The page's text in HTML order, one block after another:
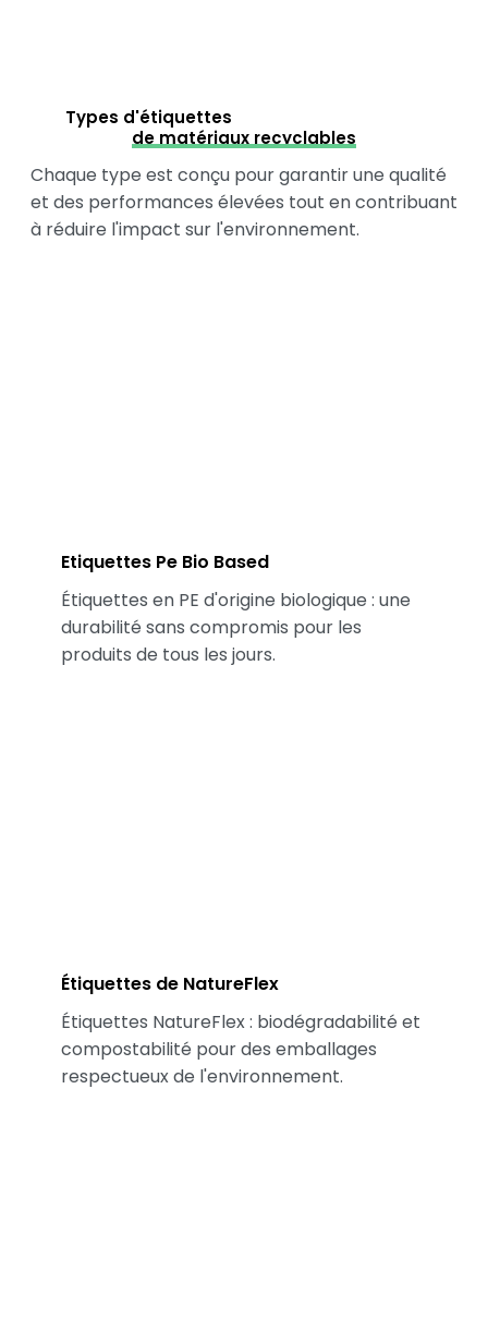
Types d'étiquettes
de matériaux recyclables
Chaque type est conçu pour garantir une qualité
et des performances élevées tout en contribuant
à réduire l'impact sur l'environnement.
Etiquettes Pe Bio Based
Étiquettes en PE d'origine biologique : une
durabilité sans compromis pour les
produits de tous les jours.
Étiquettes de NatureFlex
Étiquettes NatureFlex : biodégradabilité et
compostabilité pour des emballages
respectueux de l'environnement.